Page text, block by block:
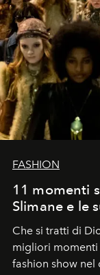
FASHION
11 momenti
Slimane e le
Che si tratti di
migliori momenti
fashion show nel